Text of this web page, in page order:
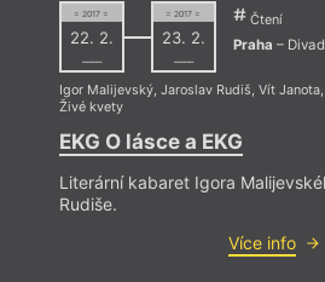
= 2017 =
22. 2.
––––
= 2017 =
23. 2.
––––
Čtení
Praha –
Igor Malijevský, Jaroslav Rudiš Vít Janota,
Živé kvety
EKG O lásce a EKG
Literární kabaret Igora
Rudiše.
Více info